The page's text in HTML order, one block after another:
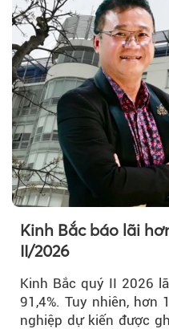
Kinh Bắc báo lãi
II/2026
Kinh Bắc quý II 2026
91,4%. Tuy nhiên, hơn
nghiệp dự kiến được